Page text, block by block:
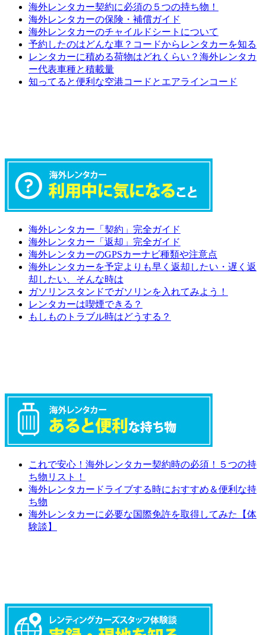
海外レンタカー契約に必須の５つの持ち物！
海外レンタカーの保険・補償ガイド
海外レンタカーのチャイルドシートについて
予約したのはどんな車？コードからレンタカーを知る
レンタカーに積める荷物はどれくらい？海外レンタカ
ー代表車種と積載量
知ってると便利な空港コードとエアラインコード
海外レンタカー「契約」完全ガイド
海外レンタカー「返却」完全ガイド
海外レンタカーのGPSカーナビ種類や注意点
海外レンタカーを予定よりも早く返却したい・遅く返
却したい、そんな時は
ガソリンスタンドでガソリンを入れてみよう！
レンタカーは喫煙できる？
もしものトラブル時はどうする？
これで安心！海外レンタカー契約時の必須！５つの持
ち物リスト！
海外レンタカードライブする時におすすめ＆便利な持
ち物
海外レンタカーに必要な国際免許を取得してみた【体
験談】